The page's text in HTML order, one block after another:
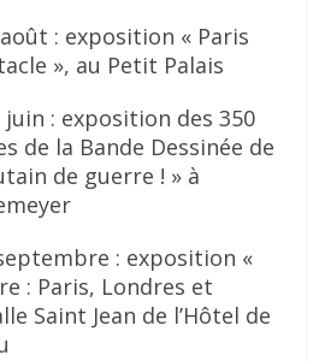
: exposition « Paris
», au Petit Palais
juin : exposition des 350
de la Bande Dessinée de
de guerre ! » à
: exposition «
: Paris, Londres et
Saint Jean de l’Hôtel de